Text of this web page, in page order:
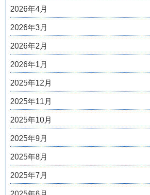
2026年4月
2026年3月
2026年2月
2026年1月
2025年12月
2025年11月
2025年10月
2025年9月
2025年8月
2025年7月